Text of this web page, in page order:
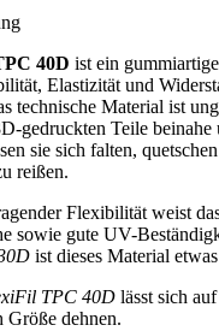
40D ist ein
Elastizität und
technische Material ist
gedruckten Teile beinahe
sie sich falten,
reißen.
Flexibilität weist
sowie gute UV-
ist dieses Material
TPC 40D lässt sich
Größe dehnen.